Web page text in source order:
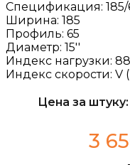
Спецификация:
Ширина: 185
Профиль: 65
Диаметр: 15''
Индекс нагрузки:
Индекс скорости: V
Цена за штуку:
3